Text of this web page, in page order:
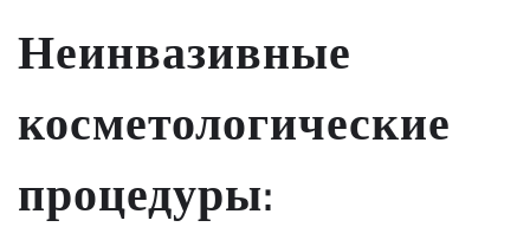
Неинвазивные
косметологические
процедуры: